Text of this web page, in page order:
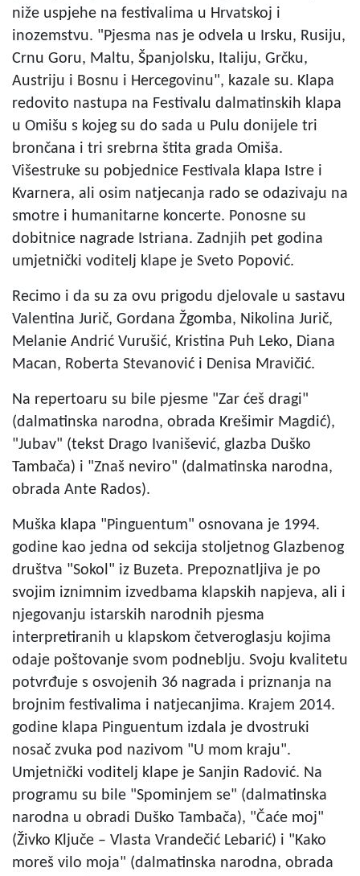
niže uspjehe na festivalima u Hrvatskoj i
inozemstvu. "Pjesma nas je odvela u Irsku, Rusiju,
Crnu Goru, Maltu, Španjolsku, Italiju, Grčku,
Austriju i Bosnu i Hercegovinu", kazale su. Klapa
redovito nastupa na Festivalu dalmatinskih klapa
u Omišu s kojeg su do sada u Pulu donijele tri
brončana i tri srebrna štita grada Omiša.
Višestruke su pobjednice Festivala klapa Istre i
Kvarnera, ali osim natjecanja rado se odazivaju na
smotre i humanitarne koncerte. Ponosne su
dobitnice nagrade Istriana. Zadnjih pet godina
umjetnički voditelj klape je Sveto Popović.
Recimo i da su za ovu prigodu djelovale u sastavu
Valentina Jurič, Gordana Žgomba, Nikolina Jurič,
Melanie Andrić Vurušić, Kristina Puh Leko, Diana
Macan, Roberta Stevanović i Denisa Mravičić.
Na repertoaru su bile pjesme "Zar ćeš dragi"
(dalmatinska narodna, obrada Krešimir Magdić),
"Jubav" (tekst Drago Ivanišević, glazba Duško
Tambača) i "Znaš neviro" (dalmatinska narodna,
obrada Ante Rados).
Muška klapa "Pinguentum" osnovana je 1994.
godine kao jedna od sekcija stoljetnog Glazbenog
društva "Sokol" iz Buzeta. Prepoznatljiva je po
svojim iznimnim izvedbama klapskih napjeva, ali i
njegovanju istarskih narodnih pjesma
interpretiranih u klapskom četveroglasju kojima
odaje poštovanje svom podneblju. Svoju kvalitetu
potvrđuje s osvojenih 36 nagrada i priznanja na
brojnim festivalima i natjecanjima. Krajem 2014.
godine klapa Pinguentum izdala je dvostruki
nosač zvuka pod nazivom "U mom kraju".
Umjetnički voditelj klape je Sanjin Radović. Na
programu su bile "Spominjem se" (dalmatinska
narodna u obradi Duško Tambača), "Čaće moj"
(Živko Ključe – Vlasta Vrandečić Lebarić) i "Kako
moreš vilo moja" (dalmatinska narodna, obrada